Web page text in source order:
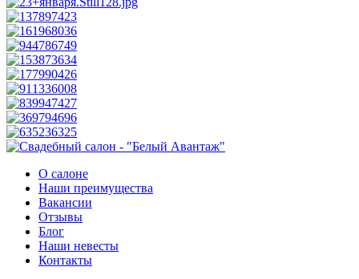
О салоне
Наши преимущества
Вакансии
Отзывы
Блог
Наши невесты
Контакты